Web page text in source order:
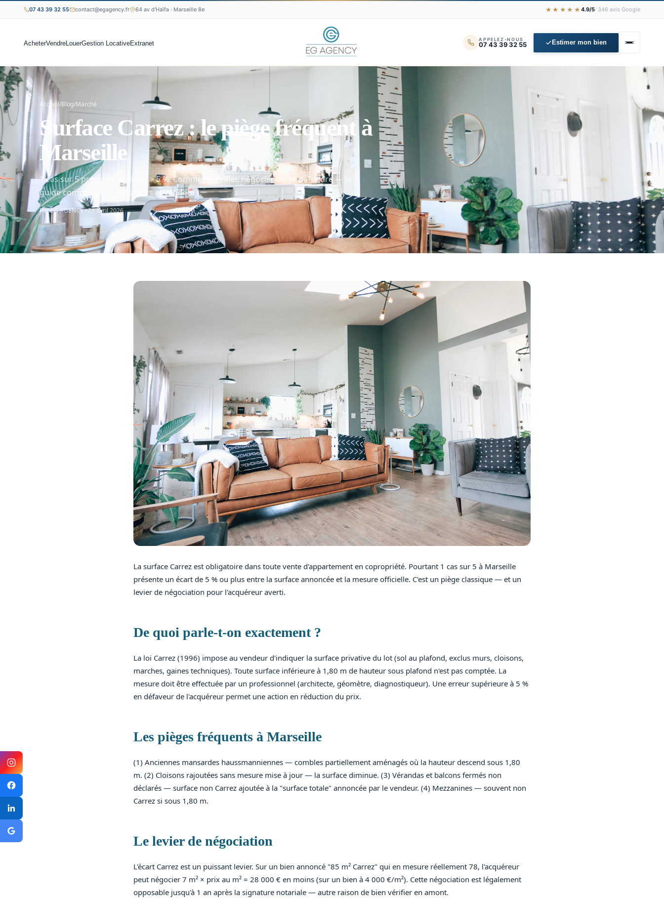
07 43 39 32 55 contact@egagency.fr 64 av d'Haïfa · Marseille 8e ★★★★★ 4.9/5· 346 avis Google
AcheterVendreLouerGestion LocativeExtranet
APPELEZ-NOUS
07 43 39 32 55 Estimer mon bien
📊
Accueil/Blog/Marché
Surface Carrez : le piège fréquent à
Marseille
1 cas sur 5 présente un écart > 5 %. Comment vérifier, négocier ou se défendre — le
guide complet pour acheteurs et vendeurs.
Par EG AGENCY · 21 avril 2026
La surface Carrez est obligatoire dans toute vente d'appartement en copropriété. Pourtant 1 cas sur 5 à Marseille
présente un écart de 5 % ou plus entre la surface annoncée et la mesure officielle. C'est un piège classique — et un
levier de négociation pour l'acquéreur averti.
De quoi parle-t-on exactement ?
La loi Carrez (1996) impose au vendeur d'indiquer la surface privative du lot (sol au plafond, exclus murs, cloisons,
marches, gaines techniques). Toute surface inférieure à 1,80 m de hauteur sous plafond n'est pas comptée. La
mesure doit être effectuée par un professionnel (architecte, géomètre, diagnostiqueur). Une erreur supérieure à 5 %
en défaveur de l'acquéreur permet une action en réduction du prix.
Les pièges fréquents à Marseille
(1) Anciennes mansardes haussmanniennes — combles partiellement aménagés où la hauteur descend sous 1,80
m. (2) Cloisons rajoutées sans mesure mise à jour — la surface diminue. (3) Vérandas et balcons fermés non
déclarés — surface non Carrez ajoutée à la "surface totale" annoncée par le vendeur. (4) Mezzanines — souvent non
Carrez si sous 1,80 m.
Le levier de négociation
L'écart Carrez est un puissant levier. Sur un bien annoncé "85 m² Carrez" qui en mesure réellement 78, l'acquéreur
peut négocier 7 m² × prix au m² = 28 000 € en moins (sur un bien à 4 000 €/m²). Cette négociation est légalement
opposable jusqu'à 1 an après la signature notariale — autre raison de bien vérifier en amont.